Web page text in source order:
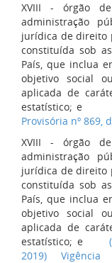
XVIII - órgão
administração
jurídica de direito
constituída sob
País, que inclua
objetivo social
aplicada de
Provisória nº 869,
XVIII - órgão
administração
jurídica de direito
constituída sob
País, que inclua
objetivo social
aplicada de
estatístico; e
2019)
Vigência